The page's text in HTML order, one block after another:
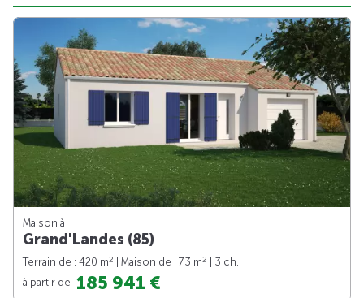
Maison à
Grand'Landes (85)
Terrain de : 420 m2 | Maison de : 73 m2
| 3 ch.
à partir de 185 941 €